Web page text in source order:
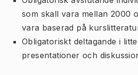
som skall vara mellan 2000
vara baserad på
Obligatoriskt deltagande i
presentationer och